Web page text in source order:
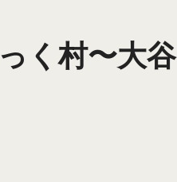
く村〜大谷